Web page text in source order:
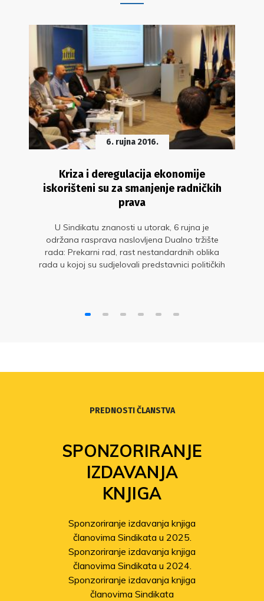
6. rujna 2016.
Kriza i deregulacija ekonomije
iskorišteni su za smanjenje radničkih
prava
U Sindikatu znanosti u utorak, 6 rujna je
održana rasprava naslovljena Dualno tržište
rada: Prekarni rad, rast nestandardnih oblika
rada u kojoj su sudjelovali predstavnici političkih
PREDNOSTI ČLANSTVA
SPONZORIRANJE
IZDAVANJA
KNJIGA
Sponzoriranje izdavanja knjiga
članovima Sindikata u 2025.
Sponzoriranje izdavanja knjiga
članovima Sindikata u 2024.
Sponzoriranje izdavanja knjiga
članovima Sindikata